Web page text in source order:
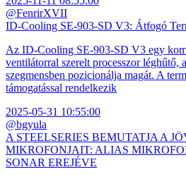
@FenrirXVII
ID-Cooling SE-903-SD V3: Átfogó
Az ID-Cooling SE-903-SD V3 egy
ventilátorral szerelt processzor léghűtő,
szegmensben pozicionálja magát. A
támogatással rendelkezik
2025-05-31 10:55:00
@bgyula
A STEELSERIES BEMUTATJA A
MIKROFONJAIT: ALIAS
SONAR EREJÉVE